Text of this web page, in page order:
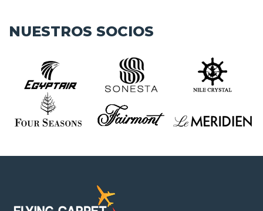
NUESTROS SOCIOS